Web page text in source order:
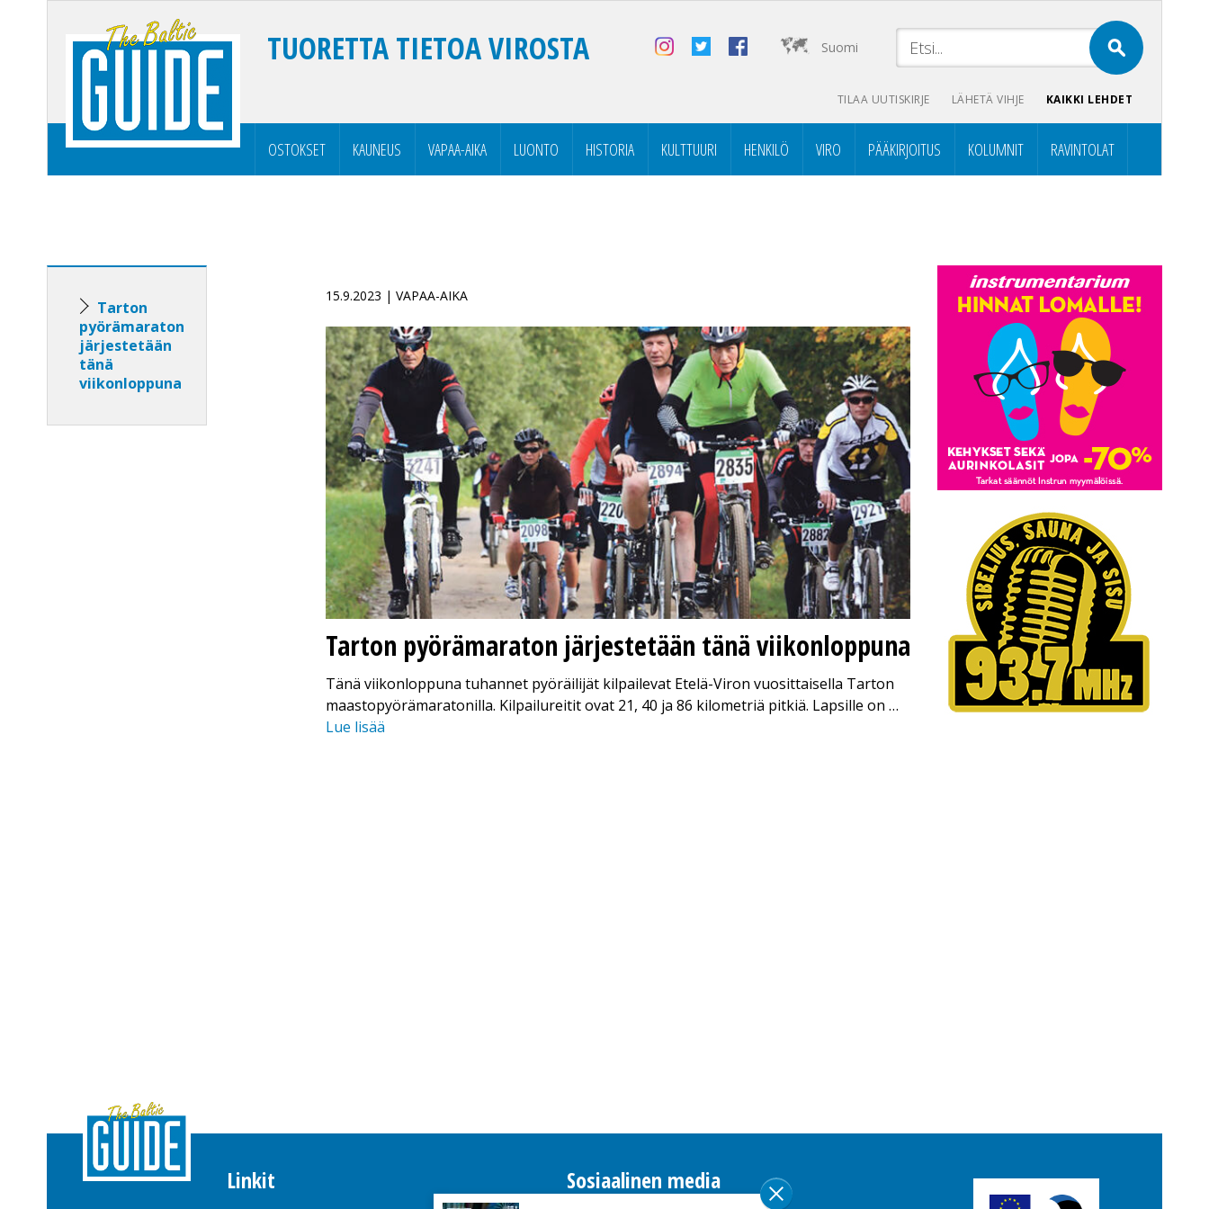
Suomi
TUORETTA TIETOA VIROSTA
TILAA UUTISKIRJE LÄHETÄ VIHJE KAIKKI LEHDET
OSTOKSET KAUNEUS VAPAA-AIKA LUONTO HISTORIA KULTTUURI HENKILÖ VIRO PÄÄKIRJOITUS KOLUMNIT RAVINTOLAT
Tarton
pyörämaraton
järjestetään
tänä
viikonloppuna
15.9.2023 | VAPAA-AIKA
Tarton pyörämaraton järjestetään tänä viikonloppuna
Tänä viikonloppuna tuhannet pyöräilijät kilpailevat Etelä-Viron vuosittaisella Tarton
maastopyörämaratonilla. Kilpailureitit ovat 21, 40 ja 86 kilometriä pitkiä. Lapsille on …
Lue lisää
Linkit Sosiaalinen media